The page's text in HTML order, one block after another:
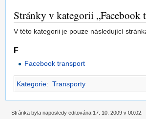
Stránky v kategorii „Facebook
V této kategorii je pouze následující
F
Facebook transport
Kategorie: Transporty
Stránka byla naposledy editována 17. 10. 2009 v 00:02.